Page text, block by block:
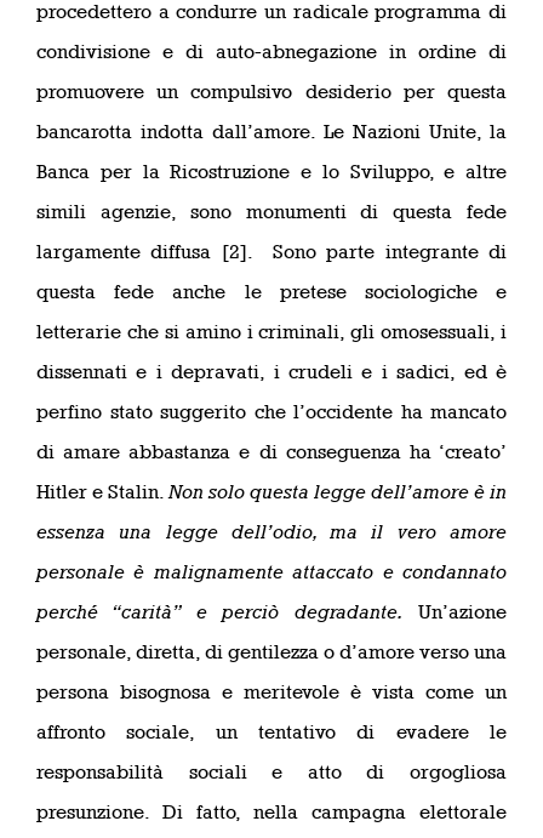
procedettero a condurre un radicale programma di
condivisione e di auto-abnegazione in ordine di
promuovere un compulsivo desiderio per questa
bancarotta indotta dall’amore. Le Nazioni Unite, la
Banca per la Ricostruzione e lo Sviluppo, e altre
simili agenzie, sono monumenti di questa fede
largamente diffusa [2]. Sono parte integrante di
questa fede anche le pretese sociologiche e
letterarie che si amino i criminali, gli omosessuali, i
dissennati e i depravati, i crudeli e i sadici, ed è
perfino stato suggerito che l’occidente ha mancato
di amare abbastanza e di conseguenza ha ‘creato’
Hitler e Stalin.Non solo questa legge dell’amore è in
essenza una legge dell’odio, ma il vero amore
personale è malignamente attaccato e condannato
perché “carità” e perciò degradante. Un’azione
personale, diretta, di gentilezza o d’amore verso una
persona bisognosa e meritevole è vista come un
affronto sociale, un tentativo di evadere le
responsabilità sociali e atto di orgogliosa
presunzione. Di fatto, nella campagna elettorale